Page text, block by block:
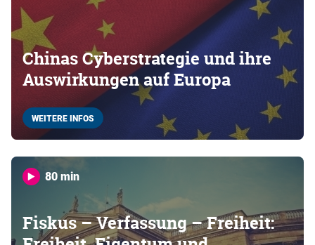
Chinas Cyberstrategie und ihre
Auswirkungen auf Europa
WEITERE INFOS
80 min
Fiskus – Verfassung – Freiheit: